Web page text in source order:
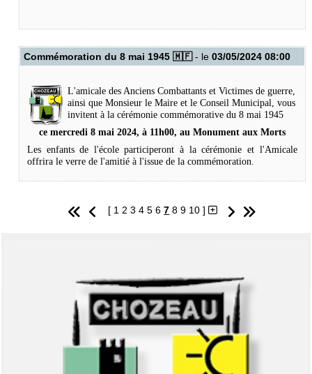
Commémoration du 8 mai 1945 🇲🇫 - le 03/05/2024 08:00
L'amicale des Anciens Combattants et Victimes de guerre,
ainsi que Monsieur le Maire et le Conseil Municipal, vous
invitent à la cérémonie commémorative du 8 mai 1945
ce mercredi 8 mai 2024, à 11h00, au Monument aux Morts
Les enfants de l'école participeront à la cérémonie et l'Amicale
offrira le verre de l'amitié à l'issue de la commémoration.
[ 1 2 3 4 5 6 7 8 9 10 ]